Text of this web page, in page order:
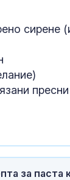
сирене
за паста